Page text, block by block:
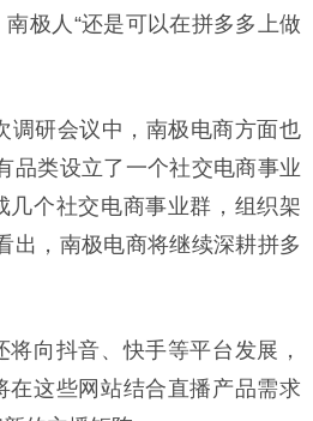
极人“还是可以在拼多多上做
调研会议中，南极电商方面也
品类设立了一个社交电商事业
几个社交电商事业群，组织架
出，南极电商将继续深耕拼多
向抖音、快手等平台发展，
在这些网站结合直播产品需求